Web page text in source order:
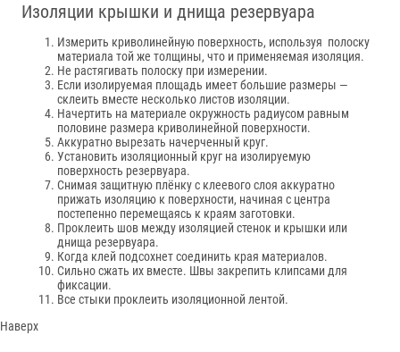
Изоляции крышки и днища резервуара
Измерить криволинейную поверхность, используя полоску
материала той же толщины, что и применяемая изоляция.
Не растягивать полоску при измерении.
Если изолируемая площадь имеет большие размеры —
склеить вместе несколько листов изоляции.
Начертить на материале окружность радиусом равным
половине размера криволинейной поверхности.
Аккуратно вырезать начерченный круг.
Установить изоляционный круг на изолируемую
поверхность резервуара.
Снимая защитную плёнку с клеевого слоя аккуратно
прижать изоляцию к поверхности, начиная с центра
постепенно перемещаясь к краям заготовки.
Проклеить шов между изоляцией стенок и крышки или
днища резервуара.
Когда клей подсохнет соединить края материалов.
Сильно сжать их вместе. Швы закрепить клипсами для
фиксации.
Все стыки проклеить изоляционной лентой.
Наверх